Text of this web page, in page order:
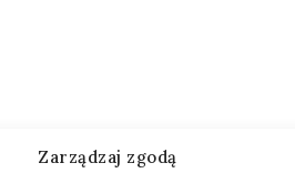
Zarządzaj zgodą